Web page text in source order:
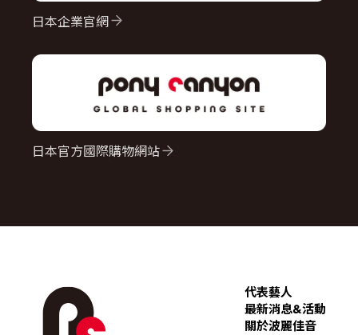
日本企業官網
日本官方國際購物網站
代表藝人
最新消息&活動
關於波麗佳音